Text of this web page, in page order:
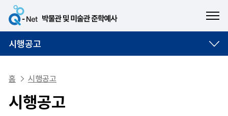
시행공고
홈 시행공고
시행공고